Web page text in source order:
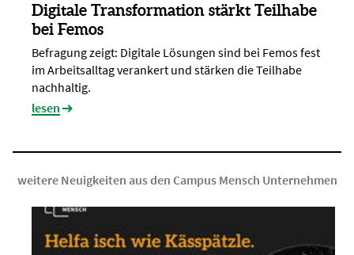
Digitale Transformation stärkt Teilhabe
bei Femos
Befragung zeigt: Digitale Lösungen sind bei Femos fest
im Arbeitsalltag verankert und stärken die Teilhabe
nachhaltig.
lesen
weitere Neuigkeiten aus den Campus Mensch Unternehmen